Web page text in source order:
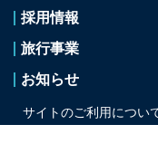
採用情報
旅行事業
お知らせ
サイトのご利用につい